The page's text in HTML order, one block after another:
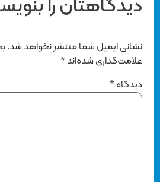
دیدگاهتان را بنویسید
نشانی ایمیل شما منتشر نخواهد شد.
علامت‌گذاری شده‌اند*
دیدگاه*